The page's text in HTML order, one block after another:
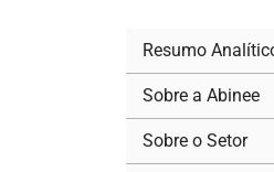
Resumo
Sobre a Abinee
Sobre o Setor